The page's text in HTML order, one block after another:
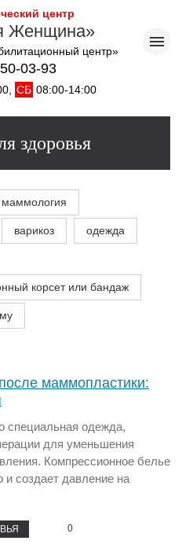
центр
Женщина»
центр»
03-93
СБ 08:00-14:00
здоровья
маммология
варикоз одежда
корсет или бандаж
маммопластики:
специальная одежда,
для уменьшения
Компрессионное белье
и создает давление на
0